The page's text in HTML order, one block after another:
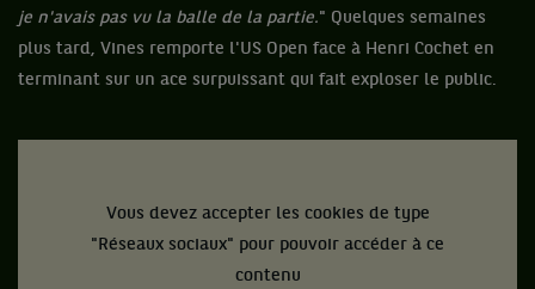
je n'avais pas vu la balle de la partie." Quelques semaines
plus tard, Vines remporte l'US Open face à Henri Cochet en
terminant sur un ace surpuissant qui fait exploser le public.
Vous devez accepter les cookies de type
"Réseaux sociaux" pour pouvoir accéder à ce
contenu